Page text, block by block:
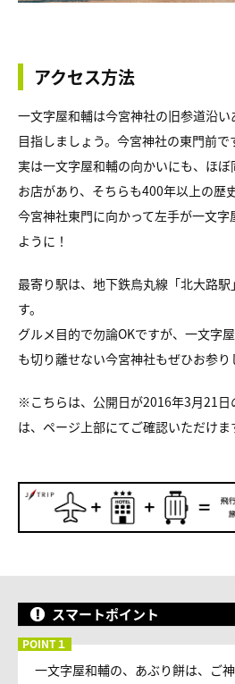
アクセス方法
一文字屋和輔は今宮神社の旧参道沿
目指しましょう。今宮神社の東門前で
実は一文字屋和輔の向かいにも、ほ
お店があり、そちらも400年以上の歴
今宮神社東門に向かって左手が一文
ように！
最寄り駅は、地下鉄烏丸線「北大路
す。
グルメ目的で勿論OKですが、一文字
も切り離せない今宮神社もぜひお参り
※こちらは、公開日が2016年3月21日
は、ページ上部にてご確認いただけま
スマートポイント
一文字屋和輔の、あぶり餅は、ご